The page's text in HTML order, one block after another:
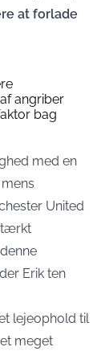
at forlade
angriber
bag
med en
United
Erik ten
lejeophold til
meget